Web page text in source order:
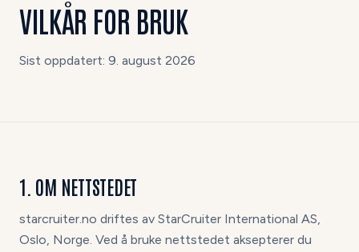
VILKÅR FOR BRUK
Sist oppdatert: 9. august 2026
1. OM NETTSTEDET
starcruiter.no driftes av StarCruiter International AS,
Oslo, Norge. Ved å bruke nettstedet aksepterer du